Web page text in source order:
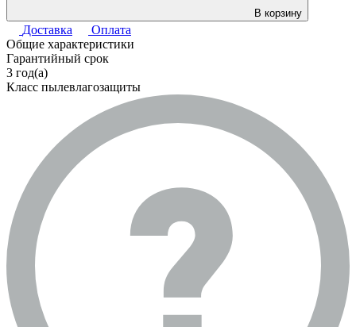
В корзину
Доставка
Оплата
Общие характеристики
Гарантийный срок
3 год(а)
Класс пылевлагозащиты